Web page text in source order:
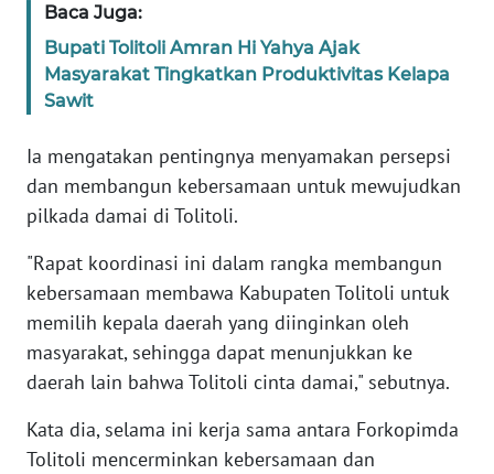
Baca Juga:
Bupati Tolitoli Amran Hi Yahya Ajak
Masyarakat Tingkatkan Produktivitas Kelapa
Sawit
Ia mengatakan pentingnya menyamakan persepsi
dan membangun kebersamaan untuk mewujudkan
pilkada damai di Tolitoli.
"Rapat koordinasi ini dalam rangka membangun
kebersamaan membawa Kabupaten Tolitoli untuk
memilih kepala daerah yang diinginkan oleh
masyarakat, sehingga dapat menunjukkan ke
daerah lain bahwa Tolitoli cinta damai," sebutnya.
Kata dia, selama ini kerja sama antara Forkopimda
Tolitoli mencerminkan kebersamaan dan
WN
JAMBI
WN
NTB
WN
SULTENG
SULBAR
WN